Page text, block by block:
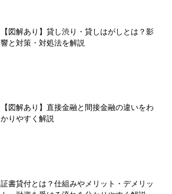
【図解あり】貸し渋り・貸しはがしとは？影
響と対策・対処法を解説
【図解あり】直接金融と間接金融の違いをわ
かりやすく解説
証書貸付とは？仕組みやメリット・デメリッ